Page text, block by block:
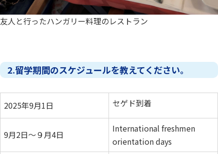
友人と行ったハンガリー料理のレストラン
2.留学期間のスケジュールを教えてください。
2025年9月1日 セゲド到着
9月2日～９月4日
International freshmen
orientation days